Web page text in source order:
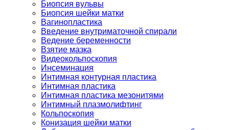
Биопсия вульвы
Биопсия шейки матки
Вагинопластика
Введение внутриматочной спирали
Ведение беременности
Взятие мазка
Видеокольпоскопия
Инсеминация
Интимная контурная пластика
Интимная пластика
Интимная пластика мезонитями
Интимный плазмолифтинг
Кольпоскопия
Конизация шейки матки